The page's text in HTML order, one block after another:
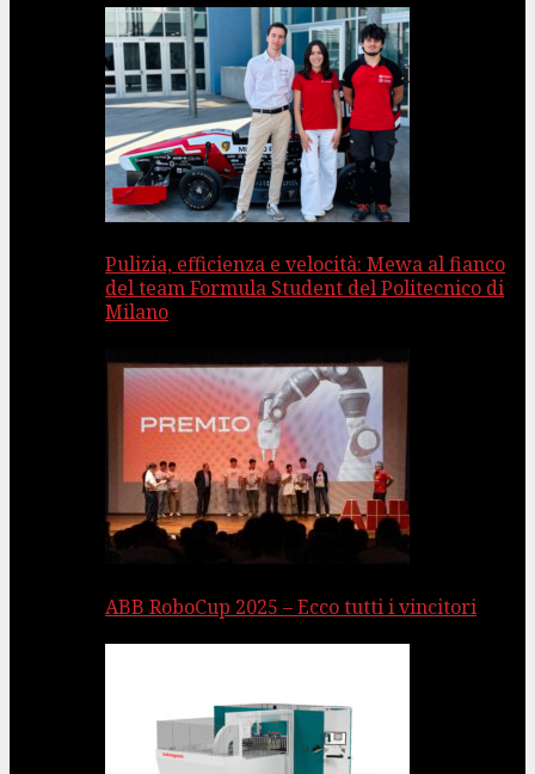
Pulizia, efficienza e velocità: Mewa al fianco
del team Formula Student del Politecnico di
Milano
ABB RoboCup 2025 – Ecco tutti i vincitori